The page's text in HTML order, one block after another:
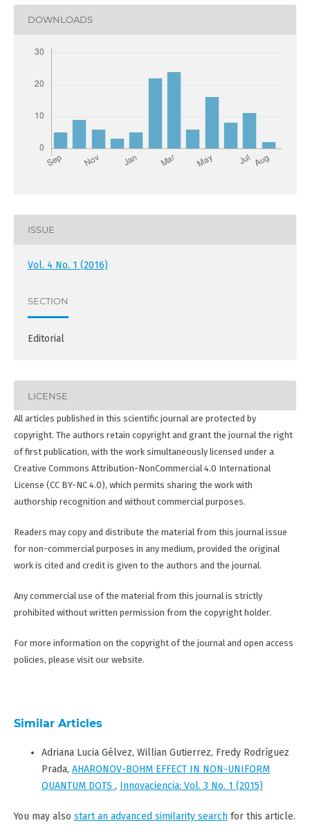
DOWNLOADS
ISSUE
Vol. 4 No. 1 (2016)
SECTION
Editorial
LICENSE
All articles published in this scientific journal are protected by
copyright. The authors retain copyright and grant the journal the right
of first publication, with the work simultaneously licensed under a
Creative Commons Attribution-NonCommercial 4.0 International
License (CC BY-NC 4.0), which permits sharing the work with
authorship recognition and without commercial purposes.
Readers may copy and distribute the material from this journal issue
for non-commercial purposes in any medium, provided the original
work is cited and credit is given to the authors and the journal.
Any commercial use of the material from this journal is strictly
prohibited without written permission from the copyright holder.
For more information on the copyright of the journal and open access
policies, please visit our website.
Similar Articles
Adriana Lucia Gélvez, Willian Gutierrez, Fredy Rodríguez
Prada, AHARONOV-BOHM EFFECT IN NON-UNIFORM
QUANTUM DOTS , Innovaciencia: Vol. 3 No. 1 (2015)
You may also start an advanced similarity searchfor this article.